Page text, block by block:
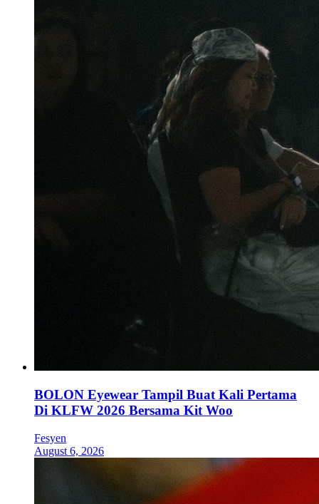
BOLON Eyewear Tampil Buat Kali Pertama
Di KLFW 2026 Bersama Kit Woo
Fesyen
August 6, 2026